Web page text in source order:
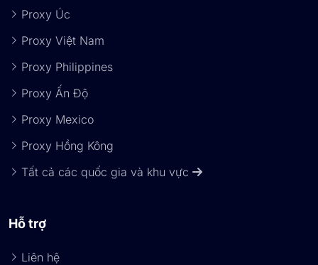
Proxy Úc
Proxy Việt Nam
Proxy Philippines
Proxy Ấn Độ
Proxy Mexico
Proxy Hồng Kông
Tất cả các quốc gia và khu vực
Hỗ trợ
Liên hệ